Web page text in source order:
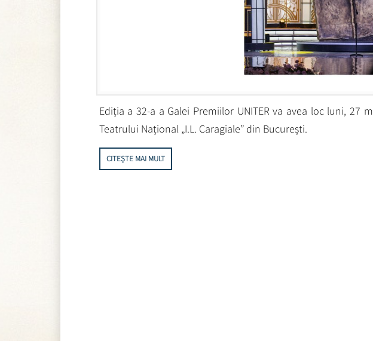
Ediția a 32-a a Galei Premiilor UNITER va avea loc luni, 27
Teatrului Național „I.L. Caragiale” din București.
CITEȘTE MAI MULT